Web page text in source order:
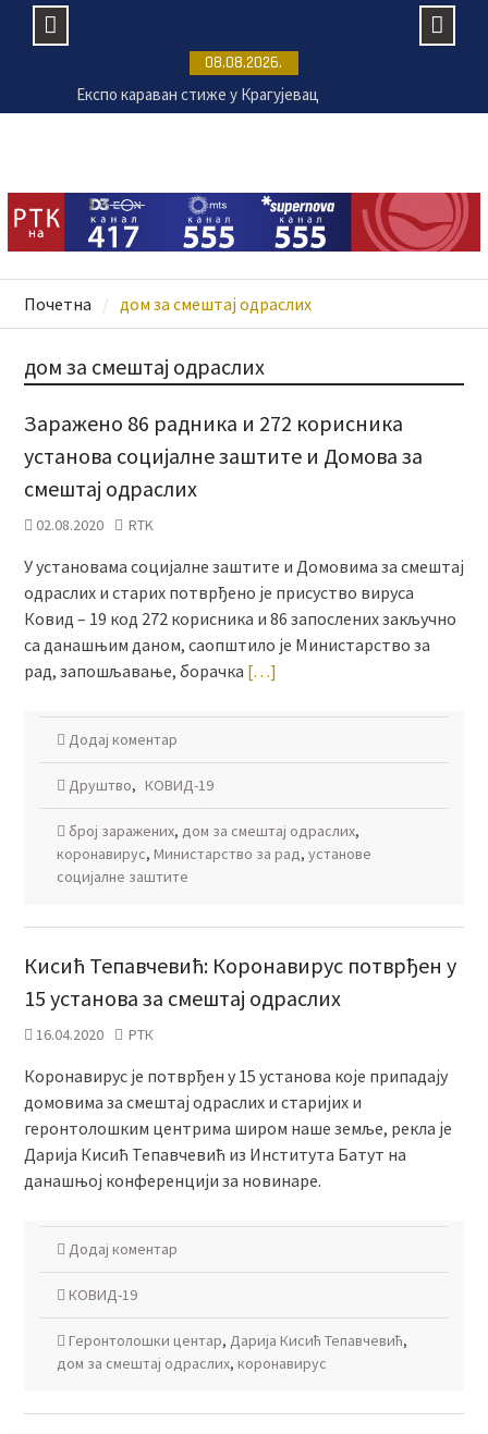
content
08.08.2026.
Експо караван стиже у Крагујевац
Вучић: Србија и Украјина значајно повећале ниво
Трнову Петку
Председник Украјине Володимир Зеленски у
званичној посети Србији
Почетна дом за смештај одраслих
дом за смештај одраслих
Заражено 86 радника и 272 корисника
установа социјалне заштите и Домова за
смештај одраслих
02.08.2020 RTK
У установама социјалне заштите и Домовима за смештај
одраслих и старих потврђено је присуство вируса
Ковид – 19 код 272 корисника и 86 запослених закључно
са данашњим даном, саопштило је Министарство за
рад, запошљавање, борачка […]
Додај коментар
Друштво, КОВИД-19
број заражених, дом за смештај одраслих,
коронавирус, Министарство за рад, установe
социјалне заштите
Кисић Тепавчевић: Коронавирус потврђен у
15 установа за смештај одраслих
16.04.2020 РТК
Коронавирус је потврђен у 15 установа које припадају
домовима за смештај одраслих и старијих и
геронтолошким центрима широм наше земље, рекла је
Дарија Кисић Тепавчевић из Института Батут на
данашњој конференцији за новинаре.
Додај коментар
КОВИД-19
Геронтолошки центар, Дарија Кисић Тепавчевић,
дом за смештај одраслих, коронавирус